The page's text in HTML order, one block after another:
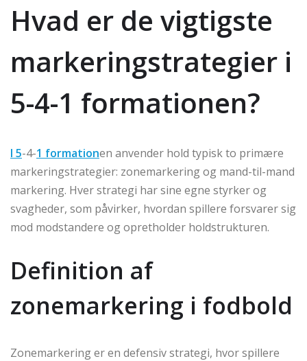
Hvad er de vigtigste
markeringstrategier i
5-4-1 formationen?
I 5-4-1 formationen anvender hold typisk to primære
markeringstrategier: zonemarkering og mand-til-mand
markering. Hver strategi har sine egne styrker og
svagheder, som påvirker, hvordan spillere forsvarer sig
mod modstandere og opretholder holdstrukturen.
Definition af
zonemarkering i fodbold
Zonemarkering er en defensiv strategi, hvor spillere